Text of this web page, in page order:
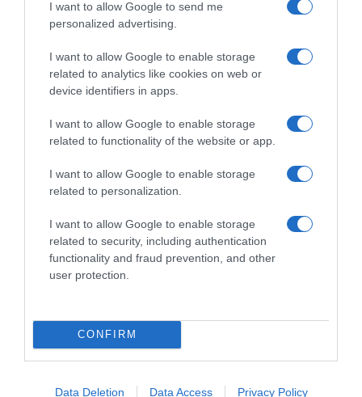
I want to allow Google to send me
personalized advertising.
I want to allow Google to enable storage
related to analytics like cookies on web or
device identifiers in apps.
I want to allow Google to enable storage
related to functionality of the website or app.
I want to allow Google to enable storage
related to personalization.
I want to allow Google to enable storage
related to security, including authentication
functionality and fraud prevention, and other
user protection.
CONFIRM
Data Deletion Data Access Privacy Policy
ΕΛΛΑΔΑ
Μάλια: Πώς πνίγηκε η Ολλανδή
τουρίστρια -“Παλεύαμε 15 λεπτά να
την επαναφέρουμε, τα παιδιά
έκλαιγαν”
νεκροψία–νεκροτομή